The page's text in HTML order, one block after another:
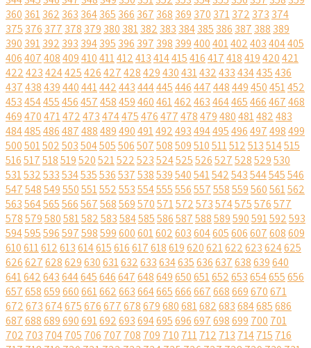
360 361362 363 364365 366 367 368 369 370 371372 373 374
375 376 377 378 379 380 381382 383 384385 386 387 388 389
390 391392 393 394395 396 397 398 399400401402403404405
406407408409410411412413414415416417418419420421
422423424425426427428429430431432433434435436
437438439440441442443444445446447448449450451452
453454455456457458459460461462463464465466467468
469470471472473474475476477478479480481482483
484485486487488489490491492493494495496497498499
500501502503504505506507508509510511512513514515
516517518519520521522523524525526527528529530
531532533534535536537538539540541542543544545546
547548549550551552553554555556557558559560561562
563564565566567568569570571572573574575576577
578579580581582583584585586587588589590591592593
594595596597598599600601602603604605606607608609
610611612613614615616617618619620621622623624625
626627628629630631632633634635636637638639640
641642643644645646647648649650651652653654655656
657658659660661662663664665666667668669670671
672673674675676677678679680681682683684685686
687688689690691692693694695696697698699 700 701
702 703 704705 706 707 708 709 710 711712 713 714715 716